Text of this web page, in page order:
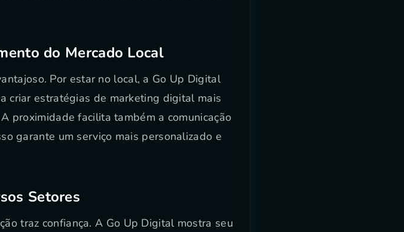
do Mercado Local
Por estar no local, a Go Up Digital
criar estratégias de marketing digital mais
proximidade facilita também a comunicação
garante um serviço mais personalizado e
Setores
traz confiança. A Go Up Digital mostra seu